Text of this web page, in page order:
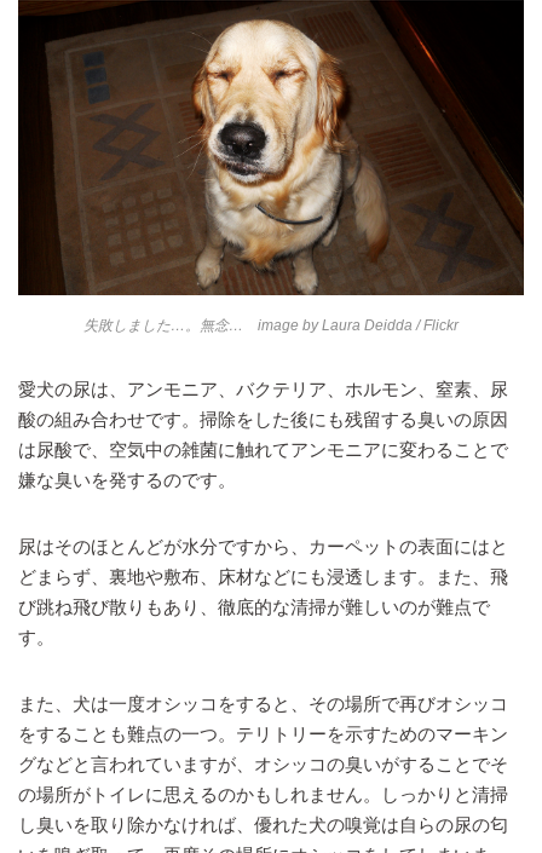
失敗しました…。無念… image byLaura Deidda / Flickr
愛犬の尿は、アンモニア、バクテリア、ホルモン、窒素、尿
酸の組み合わせです。掃除をした後にも残留する臭いの原因
は尿酸で、空気中の雑菌に触れてアンモニアに変わることで
嫌な臭いを発するのです。
尿はそのほとんどが水分ですから、カーペットの表面にはと
どまらず、裏地や敷布、床材などにも浸透します。また、飛
び跳ね飛び散りもあり、徹底的な清掃が難しいのが難点で
す。
また、犬は一度オシッコをすると、その場所で再びオシッコ
をすることも難点の一つ。テリトリーを示すためのマーキン
グなどと言われていますが、オシッコの臭いがすることでそ
の場所がトイレに思えるのかもしれません。しっかりと清掃
し臭いを取り除かなければ、優れた犬の嗅覚は自らの尿の匂